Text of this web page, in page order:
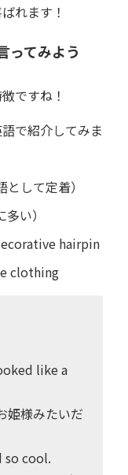
れます！
ってみよう
ですね！
で紹介してみま
して定着）
い）
hairpin
clothing
like a
姫様みたいだ
so cool.